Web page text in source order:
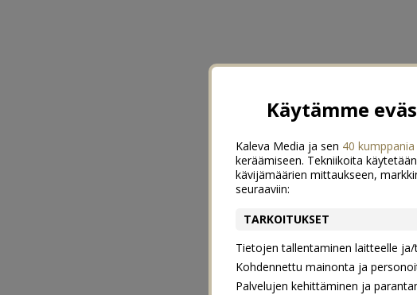
Käytämme
Kaleva Media ja sen 40 kumppania
keräämiseen. Tekniikoita
kävijämäärien mittaukseen,
seuraaviin:
TARKOITUKSET
Tietojen tallentaminen laitteelle
Kohdennettu mainonta ja
Palvelujen kehittäminen ja